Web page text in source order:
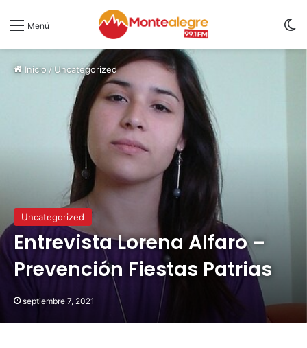
Menú
Inicio /Uncategorized
Uncategorized
Entrevista Lorena Alfaro –
Prevención Fiestas Patrias
septiembre 7, 2021